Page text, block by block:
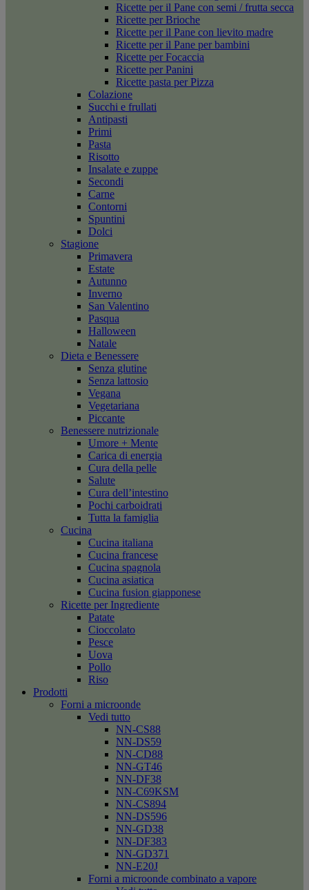
Ricette per il Pane con semi / frutta secca
Ricette per Brioche
Ricette per il Pane con lievito madre
Ricette per il Pane per bambini
Ricette per Focaccia
Ricette per Panini
Ricette pasta per Pizza
Colazione
Succhi e frullati
Antipasti
Primi
Pasta
Risotto
Insalate e zuppe
Secondi
Carne
Contorni
Spuntini
Dolci
Stagione
Primavera
Estate
Autunno
Inverno
San Valentino
Pasqua
Halloween
Natale
Dieta e Benessere
Senza glutine
Senza lattosio
Vegana
Vegetariana
Piccante
Benessere nutrizionale
Umore + Mente
Carica di energia
Cura della pelle
Salute
Cura dell’intestino
Pochi carboidrati
Tutta la famiglia
Cucina
Cucina italiana
Cucina francese
Cucina spagnola
Cucina asiatica
Cucina fusion giapponese
Ricette per Ingrediente
Patate
Cioccolato
Pesce
Uova
Pollo
Riso
Prodotti
Forni a microonde
Vedi tutto
NN-CS88
NN-DS59
NN-CD88
NN-GT46
NN-DF38
NN-C69KSM
NN-CS894
NN-DS596
NN-GD38
NN-DF383
NN-GD371
NN-E20J
Forni a microonde combinato a vapore